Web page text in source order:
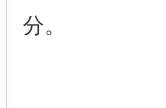
分。